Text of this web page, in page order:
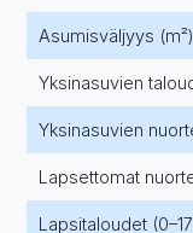
Asumisväljyys (m²)
Yksinasuvien
Yksinasuvien
Lapsettomat
Lapsitaloudet